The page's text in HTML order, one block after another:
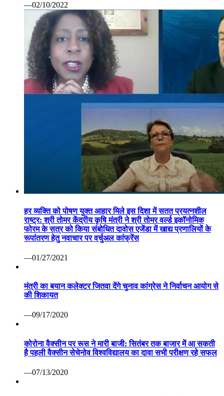
—02/10/2022
हर व्यक्ति को पोषण युक्त आहार मिले इस दिशा में सतत प्रयत्नशील
राष्ट्र: श्री तोमर केंद्रीय कृषि मंत्री ने श्री तोमर वर्ल्ड इकॉनोमिक
फोरम के सत्र को किया संबोधित दावोस एजेंडा में खाद्य प्रणालियों के
रूपांतरण हेतु नवाचार पर वर्चुअल कांफ्रेंस
—01/27/2021
मंत्री का बयान कलेक्टर जितवा देंगे चुनाव कांग्रेस ने निर्वाचन आयोग से
की शिकायत
—09/17/2020
कोरोना वैक्सीन पर रूस ने मारी बाजी: सितंबर तक बाजार में आ सकती
है पहली वैक्सीन सेचेनोव विश्वविद्यालय का दावा सभी परीक्षण रहे सफल
—07/13/2020